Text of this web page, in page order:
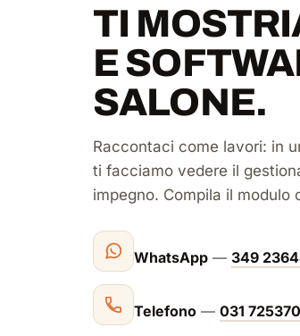
TI
E
SALONE.
Raccontaci come lavori: in
ti facciamo vedere il
impegno. Compila il modulo
WhatsApp — 349
Telefono — 031 725370